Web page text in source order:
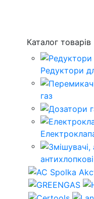
Каталог товарів
Редуктори
газ